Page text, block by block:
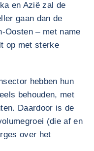
en Azië zal de
gaan dan de
Oosten – met name
op met sterke
hebben hun
behouden, met
Daardoor is de
(die af en
over het